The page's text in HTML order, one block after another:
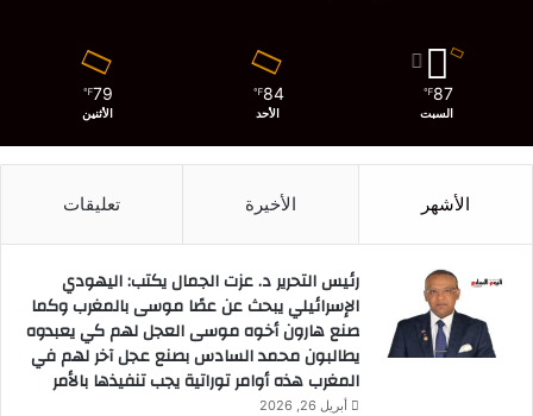
87
℉
السبت
84
℉
الأحد
79
℉
الأثنين
الأشهر الأخيرة تعليقات
رئيس التحرير د. عزت الجمال يكتب: اليهودي
الإسرائيلي يبحث عن عصًا موسى بالمغرب وكما
صنع هارون أخوه موسى العجل لهم كي يعبدوه
يطالبون محمد السادس بصنع عجل آخر لهم في
المغرب هذه أوامر توراتية يجب تنفيذها بالأمر
أبريل 26, 2026